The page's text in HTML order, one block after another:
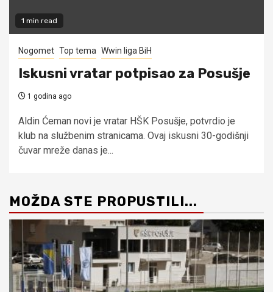
1 min read
Nogomet Top tema Wwin liga BiH
Iskusni vratar potpisao za Posušje
1 godina ago
Aldin Ćeman novi je vratar HŠK Posušje, potvrdio je
klub na službenim stranicama. Ovaj iskusni 30-godišnji
čuvar mreže danas je...
MOŽDA STE PROPUSTILI...